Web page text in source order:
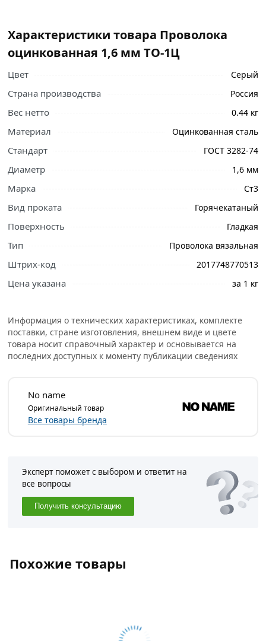
Характеристики товара Проволока
оцинкованная 1,6 мм ТО-1Ц
Цвет Серый
Страна производства Россия
Вес нетто 0.44 кг
Материал Оцинкованная сталь
Стандарт ГОСТ 3282-74
Диаметр 1,6 мм
Марка Ст3
Вид проката Горячекатаный
Поверхность Гладкая
Тип Проволока вязальная
Штрих-код 2017748770513
Цена указана за 1 кг
Информация о технических характеристиках, комплекте
поставки, стране изготовления, внешнем виде и цвете
товара носит справочный характер и основывается на
последних доступных к моменту публикации сведениях
No name
Оригинальный товар
Все товары бренда
Эксперт поможет с выбором и ответит на
все вопросы
Получить консультацию
Похожие товары